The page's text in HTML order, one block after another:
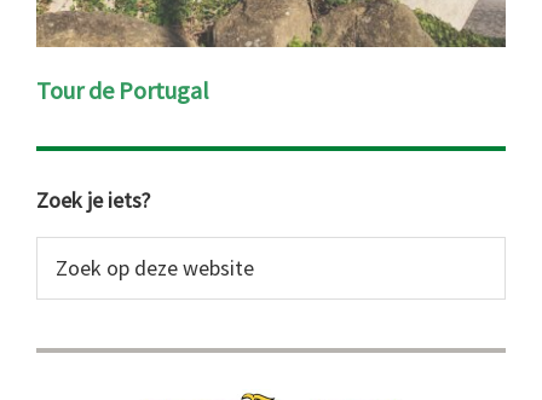
Tour de Portugal
Primaire
Sidebar
Zoek je iets?
op
website